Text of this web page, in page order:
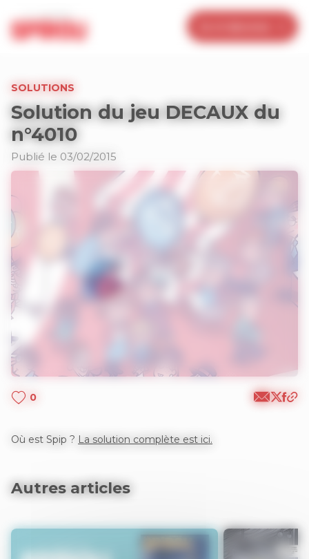
SOLUTIONS
Solution du jeu DECAUX du
n°4010
Publié le 03/02/2015
0
Où est Spip ? La solution complète est ici.
Autres articles